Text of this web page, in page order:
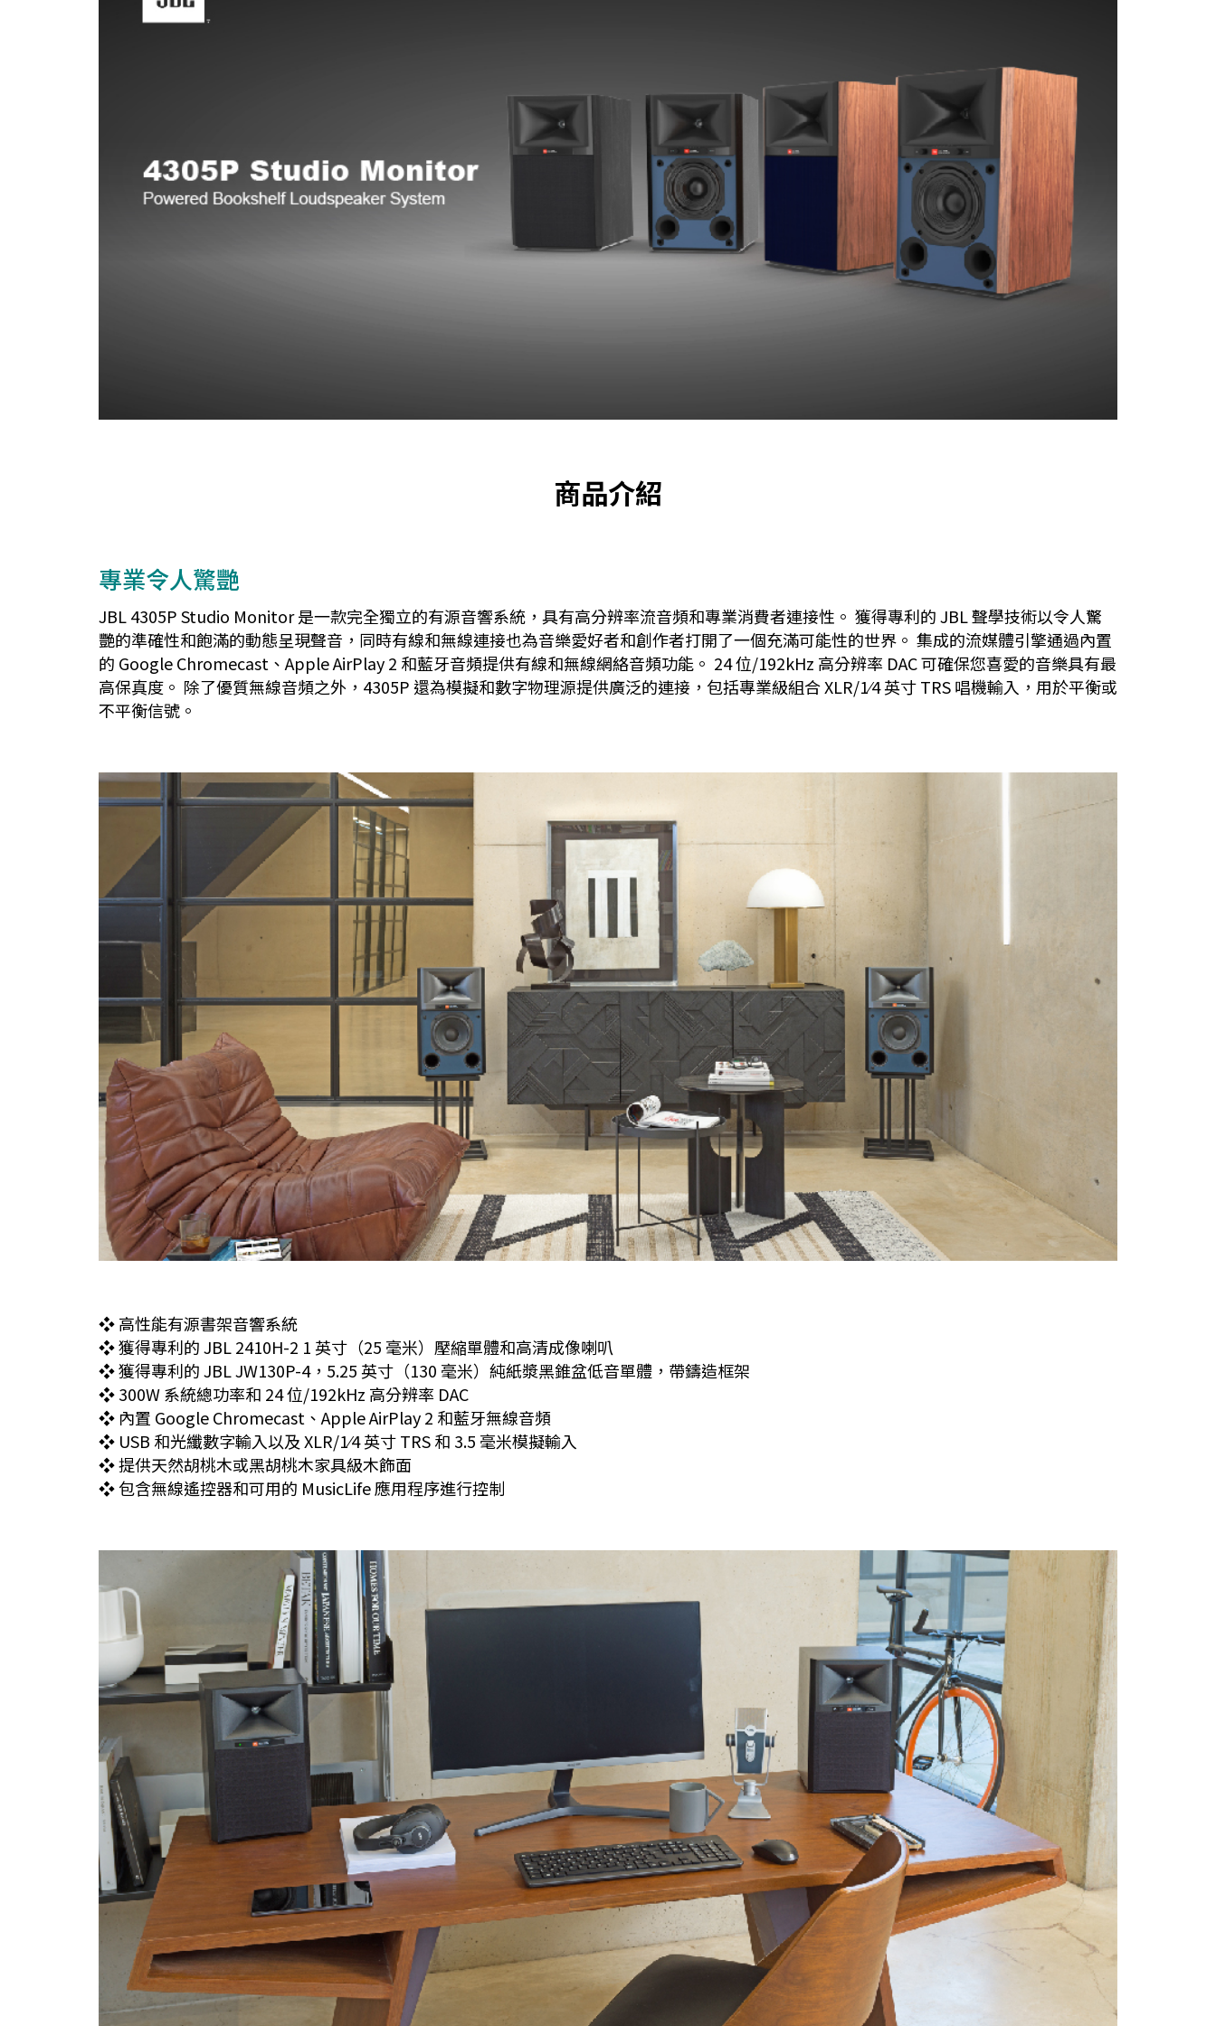
商品介紹
專業令人驚艷
JBL 4305P Studio Monitor 是一款完全獨立的有源音響系統，具有高分辨率流音頻和專業消費者連接性。 獲得專利的 JBL 聲學技術以令人驚
艷的準確性和飽滿的動態呈現聲音，同時有線和無線連接也為音樂愛好者和創作者打開了一個充滿可能性的世界。 集成的流媒體引擎通過內置
的 Google Chromecast、Apple AirPlay 2 和藍牙音頻提供有線和無線網絡音頻功能。 24 位/192kHz 高分辨率 DAC 可確保您喜愛的音樂具有最
高保真度。 除了優質無線音頻之外，4305P 還為模擬和數字物理源提供廣泛的連接，包括專業級組合 XLR/1⁄4 英寸 TRS 唱機輸入，用於平衡或
不平衡信號。
❖ 高性能有源書架音響系統
❖ 獲得專利的 JBL 2410H-2 1 英寸（25 毫米）壓縮單體和高清成像喇叭
❖ 獲得專利的 JBL JW130P-4，5.25 英寸（130 毫米）純紙漿黑錐盆低音單體，帶鑄造框架
❖ 300W 系統總功率和 24 位/192kHz 高分辨率 DAC
❖ 內置 Google Chromecast、Apple AirPlay 2 和藍牙無線音頻
❖ USB 和光纖數字輸入以及 XLR/1⁄4 英寸 TRS 和 3.5 毫米模擬輸入
❖ 提供天然胡桃木或黑胡桃木家具級木飾面
❖ 包含無線遙控器和可用的 MusicLife 應用程序進行控制